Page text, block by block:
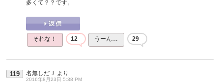
多くて？？です。
それな！ 12 うーん… 29
119 名無しだＪ より
2016年8月23日 5:38 PM